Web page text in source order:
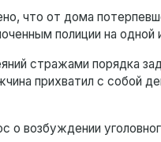
что от дома
полиции на одной
стражами порядка
прихватил с собой
о возбуждении